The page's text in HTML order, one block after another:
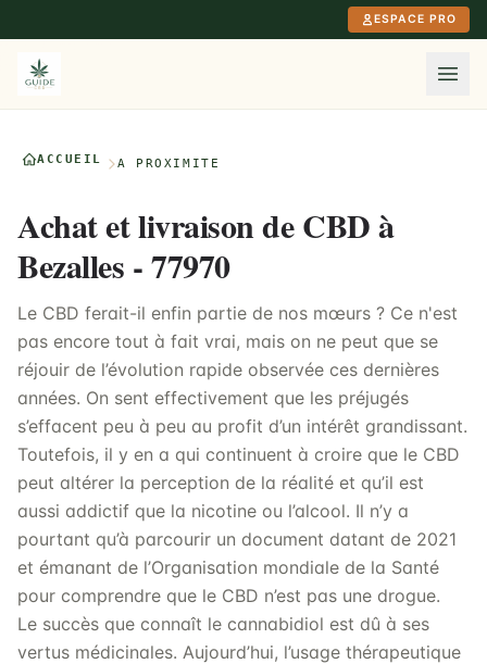
ESPACE PRO
ACCUEIL À PROXIMITÉ
Achat et livraison de CBD à
Bezalles - 77970
Le CBD ferait-il enfin partie de nos mœurs ? Ce n'est
pas encore tout à fait vrai, mais on ne peut que se
réjouir de l’évolution rapide observée ces dernières
années. On sent effectivement que les préjugés
s’effacent peu à peu au profit d’un intérêt grandissant.
Toutefois, il y en a qui continuent à croire que le CBD
peut altérer la perception de la réalité et qu’il est
aussi addictif que la nicotine ou l’alcool. Il n’y a
pourtant qu’à parcourir un document datant de 2021
et émanant de l’Organisation mondiale de la Santé
pour comprendre que le CBD n’est pas une drogue.
Le succès que connaît le cannabidiol est dû à ses
vertus médicinales. Aujourd’hui, l’usage thérapeutique